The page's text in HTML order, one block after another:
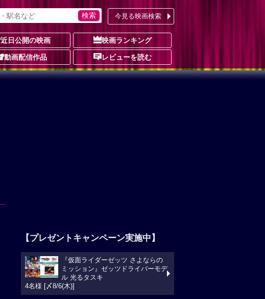
今見る映画検索
近日公開の映画 映画ランキング
動画配信作品 レビューを読む
【プレゼントキャンペーン実施中】
『仮面ライダーゼッツ さよならの
ミッション』ゼッツドライバーモデ
ル 光るタスキ
4名様 [〆8/6(木)]